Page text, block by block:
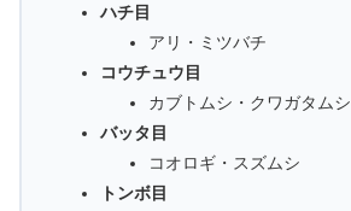
ハチ目
アリ・ミツバチ
コウチュウ目
カブトムシ・クワガタムシ
バッタ目
コオロギ・スズムシ
トンボ目